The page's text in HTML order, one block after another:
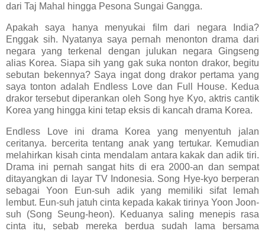
dari Taj Mahal hingga Pesona Sungai Gangga.
Apakah saya hanya menyukai film dari negara India?
Enggak sih. Nyatanya saya pernah menonton drama dari
negara yang terkenal dengan julukan negara Gingseng
alias Korea. Siapa sih yang gak suka nonton drakor, begitu
sebutan bekennya? Saya ingat dong drakor pertama yang
saya tonton adalah Endless Love dan Full House. Kedua
drakor tersebut diperankan oleh Song hye Kyo, aktris cantik
Korea yang hingga kini tetap eksis di kancah drama Korea.
Endless Love ini drama Korea yang menyentuh jalan
ceritanya. bercerita tentang anak yang tertukar. Kemudian
melahirkan kisah cinta mendalam antara kakak dan adik tiri.
Drama ini pernah sangat hits di era 2000-an dan sempat
ditayangkan di layar TV Indonesia. Song Hye-kyo berperan
sebagai Yoon Eun-suh adik yang memiliki sifat lemah
lembut. Eun-suh jatuh cinta kepada kakak tirinya Yoon Joon-
suh (Song Seung-heon). Keduanya saling menepis rasa
cinta itu, sebab mereka berdua sudah lama bersama